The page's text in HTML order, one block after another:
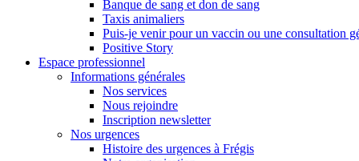
Banque de sang et don de sang
Taxis animaliers
Puis-je venir pour un vaccin ou une consultation
Positive Story
Espace professionnel
Informations générales
Nos services
Nous rejoindre
Inscription newsletter
Nos urgences
Histoire des urgences à Frégis